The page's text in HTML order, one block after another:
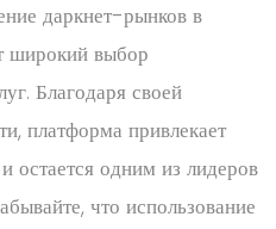
даркнет-рынков в
широкий выбор
Благодаря своей
платформа привлекает
остается одним из лидеров
что использование